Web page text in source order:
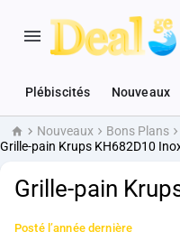
Plébiscités Nouveaux
AccueilNouveaux Bons Plans
Grille-pain Krups KH682D10
Grille-pain
Posté l’année dernière